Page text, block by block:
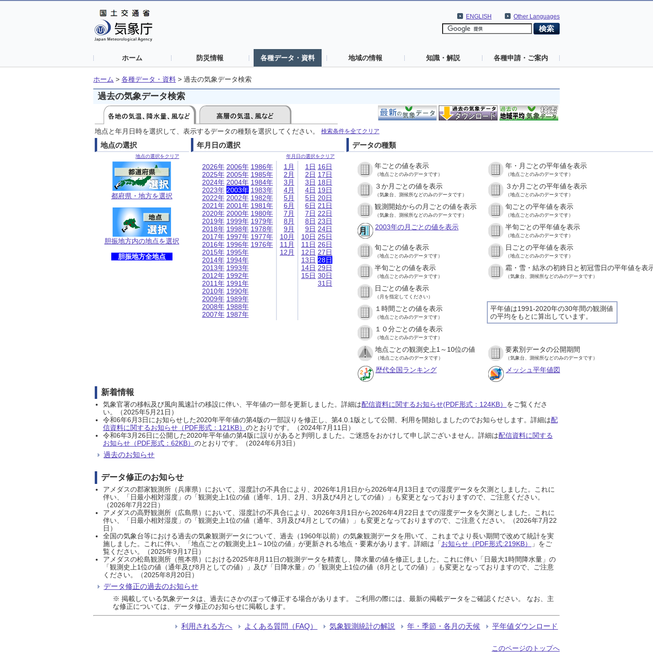
Other Languages
ENGLISH
ホーム 防災情報 各種データ・資料 地域の情報 知識・解説 各種申請・ご案内
ホーム > 各種データ・資料 > 過去の気象データ検索
過去の気象データ検索
地点と年月日時を選択して、表示するデータの種類を選択してください。 検索条件を全てクリア
地点の選択
地点の選択をクリア
都府県・地方を選択
胆振地方内の地点を選択
胆振地方全地点
年月日の選択
年月日の選択をクリア
2026年
2025年
2024年
2023年
2022年
2021年
2020年
2019年
2018年
2017年
2016年
2015年
2014年
2013年
2012年
2011年
2010年
2009年
2008年
2007年
2006年
2005年
2004年
2003年
2002年
2001年
2000年
1999年
1998年
1997年
1996年
1995年
1994年
1993年
1992年
1991年
1990年
1989年
1988年
1987年
1986年
1985年
1984年
1983年
1982年
1981年
1980年
1979年
1978年
1977年
1976年
1月
2月
3月
4月
5月
6月
7月
8月
9月
10月
11月
12月
1日
2日
3日
4日
5日
6日
7日
8日
9日
10日
11日
12日
13日
14日
15日
16日
17日
18日
19日
20日
21日
22日
23日
24日
25日
26日
27日
28日
29日
30日
31日
データの種類
年ごとの値を表示
（地点ごとのみのデータです）
年・月ごとの平年値を表示
（地点ごとのみのデータです）
３か月ごとの値を表示
（気象台、測候所などのみのデータです）
３か月ごとの平年値を表示
（地点ごとのみのデータです）
観測開始からの月ごとの値を表示
（気象台、測候所などのみのデータです）
旬ごとの平年値を表示
（地点ごとのみのデータです）
2003年の月ごとの値を表示 半旬ごとの平年値を表示
（地点ごとのみのデータです）
旬ごとの値を表示
（地点ごとのみのデータです）
日ごとの平年値を表示
（地点ごとのみのデータです）
半旬ごとの値を表示
（地点ごとのみのデータです）
霜・雪・結氷の初終日と初冠雪日の平年値を表
（気象台、測候所などのみのデータです）
日ごとの値を表示
（月を指定してください）
平年値は1991-2020年の30年間の観測値
の平均をもとに算出しています。
１時間ごとの値を表示
（地点ごとのみのデータです）
１０分ごとの値を表示
（地点ごとのみのデータです）
地点ごとの観測史上1～10位の値
（地点ごとのみのデータです）
要素別データの公開期間
（気象台、測候所などのみのデータです）
歴代全国ランキング メッシュ平年値図
新着情報
気象官署の移転及び風向風速計の移設に伴い、平年値の一部を更新しました。詳細は配信資料に関するお知らせ(PDF形式：124KB） をご覧くださ
い。（2025年5月21日）
令和6年6月3日にお知らせした2020年平年値の第4版の一部誤りを修正し、第4.0.1版として公開、利用を開始しましたのでお知らせします。詳細は配
信資料に関するお知らせ（PDF形式：121KB） のとおりです。（2024年7月11日）
令和6年3月26日に公開した2020年平年値の第4版に誤りがあると判明しました。ご迷惑をおかけして申し訳ございません。詳細は配信資料に関する
お知らせ（PDF形式：62KB） のとおりです。（2024年6月3日）
過去のお知らせ
データ修正のお知らせ
アメダスの郡家観測所（兵庫県）において、湿度計の不具合により、2026年1月1日から2026年4月13日までの湿度データを欠測としました。これに
伴い、「日最小相対湿度」の「観測史上1位の値（通年、1月、2月、3月及び4月としての値）」も変更となっておりますので、ご注意ください。
（2026年7月22日）
アメダスの高野観測所（広島県）において、湿度計の不具合により、2026年3月1日から2026年4月22日までの湿度データを欠測としました。これに
伴い、「日最小相対湿度」の「観測史上1位の値（通年、3月及び4月としての値）」も変更となっておりますので、ご注意ください。（2026年7月22
日）
全国の気象台等における過去の気象観測データについて、過去（1960年以前）の気象観測データを用いて、これまでより長い期間で改めて統計を実
施しました。これに伴い、「地点ごとの観測史上1～10位の値」が更新される地点・要素があります。詳細は「お知らせ（PDF形式:219KB）
」をご
覧ください。（2025年9月17日）
アメダスの松島観測所（熊本県）における2025年8月11日の観測データを精査し、降水量の値を修正しました。これに伴い「日最大1時間降水量」の
「観測史上1位の値（通年及び8月としての値）」及び「日降水量」の「観測史上1位の値（8月としての値）」も変更となっておりますので、ご注意
ください。（2025年8月20日）
データ修正の過去のお知らせ
※ 掲載している気象データは、過去にさかのぼって修正する場合があります。 ご利用の際には、最新の掲載データをご確認ください。 なお、主
な修正については、データ修正のお知らせに掲載します。
利用される方へ よくある質問（FAQ） 気象観測統計の解説 年・季節・各月の天候 平年値ダウンロード
このページのトップへ